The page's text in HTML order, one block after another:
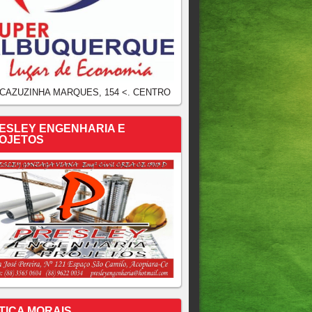
MARQUES, 154 <. CENTRO
ENGENHARIA E